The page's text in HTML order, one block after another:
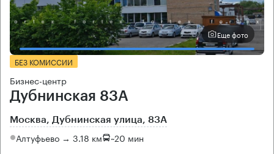
Еще фото
БЕЗ КОМИССИИ
Бизнес-центр
Дубнинская 83А
Москва, Дубнинская улица, 83А
Алтуфьево → 3.18 км ~20 мин